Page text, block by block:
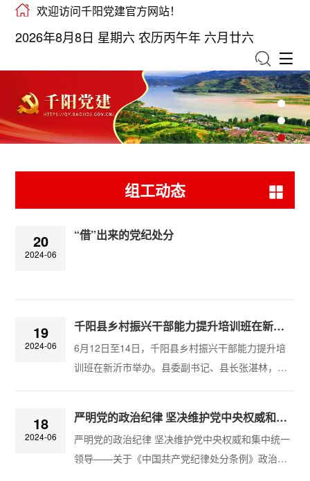
欢迎访问千阳党建官方网站！
2026年8月8日 星期六 农历丙午年 六月廿六
组工动态
20
2024-06
“借”出来的党纪处分
19
2024-06
千阳县乡村振兴干部能力提升培训班在新沂举办
6月12日至14日，千阳县乡村振兴干部能力提升培
训班在新沂市举办。县委副书记、县长张湛林，县
次全会精神，全面落实苏陕协作工作要求，着力解
决县镇村干部思路不宽、不会干不敢干的问题，全
面提升干部抓发展的能力。通过集中授课、现场观
18
2024-06
严明党的政治纪律 坚决维护党中央权威和集中统一领导
严明党的政治纪律 坚决维护党中央权威和集中统一
领导——关于《中国共产党纪律处分条例》政治纪